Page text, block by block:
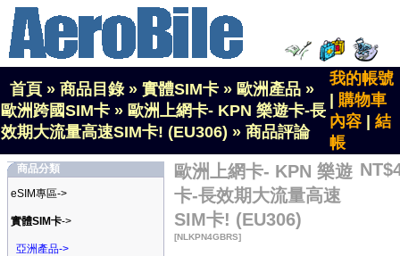
首頁 » 商品目錄» 實體SIM卡 » 歐洲產品 »
歐洲跨國SIM卡 » 歐洲上網卡- KPN 樂遊卡-長
效期大流量高速SIM卡! (EU306) » 商品評論
我的帳號
購物車
內容
結
帳
商品分類
eSIM專區->
實體SIM卡->
亞洲產品->
歐洲上網卡- KPN 樂遊
卡-長效期大流量高速
SIM卡! (EU306)
[NLKPN4GBRS]